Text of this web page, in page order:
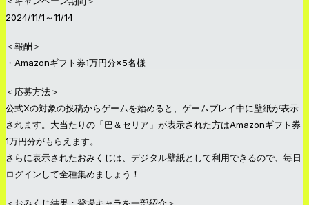
2024/11/1～11/14
＜報酬＞
・Amazonギフト券1万円分×5名様
＜応募方法＞
公式Xの対象の投稿からゲームを始めると、ゲームプレイ中に壁紙が表示
されます。大当たりの「巴＆セリア」が表示された方はAmazonギフト券
1万円分がもらえます。
さらに表示されたおみくじは、デジタル壁紙として利用できるので、毎日
ログインして全種集めましょう！